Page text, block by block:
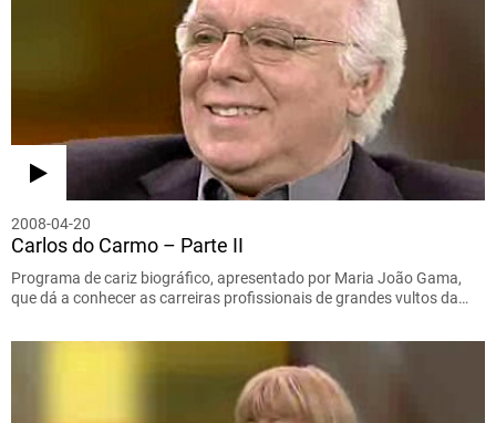
2008-04-20
Carlos do Carmo – Parte II
Programa de cariz biográfico, apresentado por Maria João Gama,
que dá a conhecer as carreiras profissionais de grandes vultos da…